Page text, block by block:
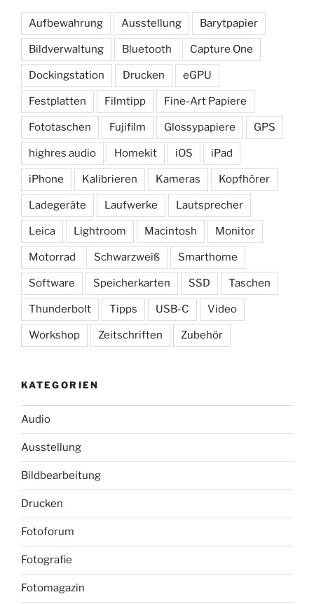
Aufbewahrung Ausstellung Barytpapier
Bildverwaltung Bluetooth Capture One
Dockingstation Drucken eGPU
Festplatten Filmtipp Fine-Art Papiere
Fototaschen Fujifilm Glossypapiere GPS
highres audio Homekit iOS iPad
iPhone Kalibrieren Kameras Kopfhörer
Ladegeräte Laufwerke Lautsprecher
Leica Lightroom Macintosh Monitor
Motorrad Schwarzweiß Smarthome
Software Speicherkarten SSD Taschen
Thunderbolt Tipps USB-C Video
Workshop Zeitschriften Zubehör
KATEGORIEN
Audio
Ausstellung
Bildbearbeitung
Drucken
Fotoforum
Fotografie
Fotomagazin